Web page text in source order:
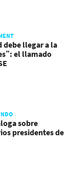
debe llegar a la
el llamado
sobre
presidentes de